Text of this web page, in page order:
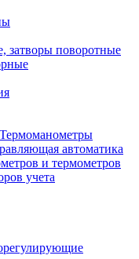
затворы поворотные
автоматика
и термометров
учета